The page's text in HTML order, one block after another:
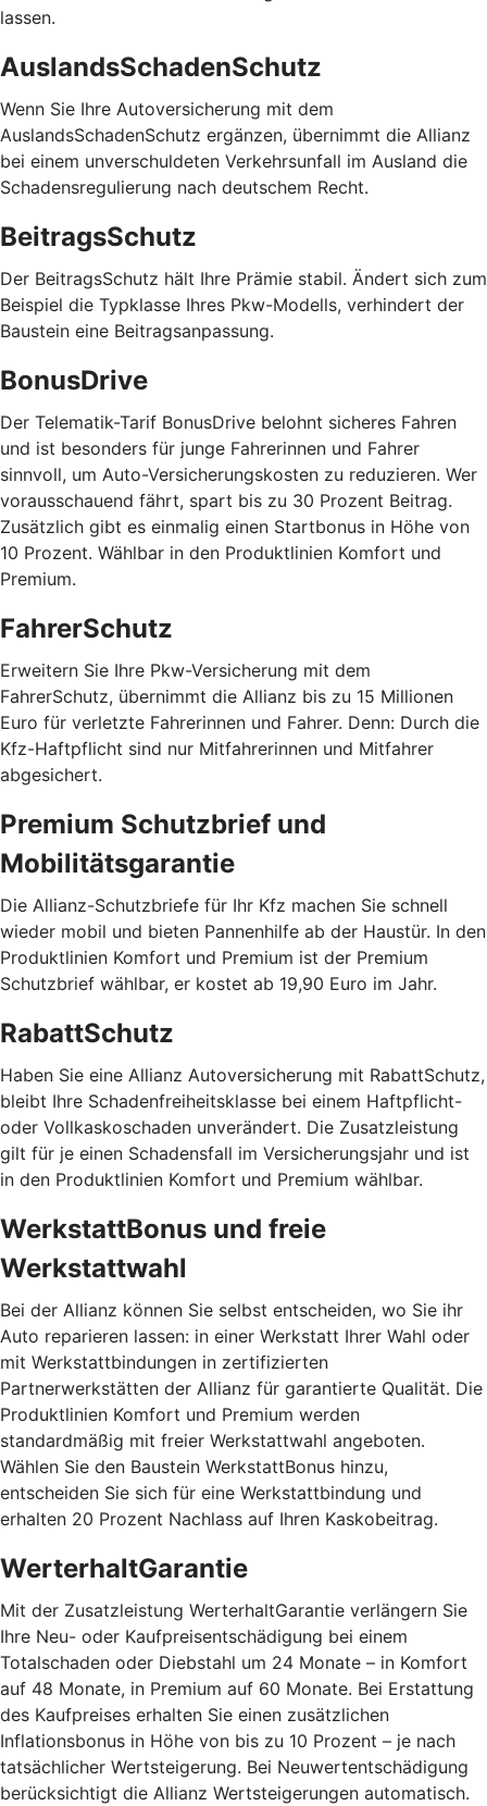
lassen.
AuslandsSchadenSchutz
Wenn Sie Ihre Autoversicherung mit dem
AuslandsSchadenSchutz ergänzen, übernimmt die Allianz
bei einem unverschuldeten Verkehrsunfall im Ausland die
Schadensregulierung nach deutschem Recht.
BeitragsSchutz
Der BeitragsSchutz hält Ihre Prämie stabil. Ändert sich zum
Beispiel die Typklasse Ihres Pkw-Modells, verhindert der
Baustein eine Beitragsanpassung.
BonusDrive
Der Telematik-Tarif BonusDrive belohnt sicheres Fahren
und ist besonders für junge Fahrerinnen und Fahrer
sinnvoll, um Auto-Versicherungskosten zu reduzieren. Wer
vorausschauend fährt, spart bis zu 30 Prozent Beitrag.
Zusätzlich gibt es einmalig einen Startbonus in Höhe von
10 Prozent. Wählbar in den Produktlinien Komfort und
Premium.
FahrerSchutz
Erweitern Sie Ihre Pkw-Versicherung mit dem
FahrerSchutz, übernimmt die Allianz bis zu 15 Millionen
Euro für verletzte Fahrerinnen und Fahrer. Denn: Durch die
Kfz-Haftpflicht sind nur Mitfahrerinnen und Mitfahrer
abgesichert.
Premium Schutzbrief und
Mobilitätsgarantie
Die Allianz-Schutzbriefe für Ihr Kfz machen Sie schnell
wieder mobil und bieten Pannenhilfe ab der Haustür. In den
Produktlinien Komfort und Premium ist der Premium
Schutzbrief wählbar, er kostet ab 19,90 Euro im Jahr.
RabattSchutz
Haben Sie eine Allianz Autoversicherung mit RabattSchutz,
bleibt Ihre Schadenfreiheitsklasse bei einem Haftpflicht-
oder Vollkaskoschaden unverändert. Die Zusatzleistung
gilt für je einen Schadensfall im Versicherungsjahr und ist
in den Produktlinien Komfort und Premium wählbar.
WerkstattBonus und freie
Werkstattwahl
Bei der Allianz können Sie selbst entscheiden, wo Sie ihr
Auto reparieren lassen: in einer Werkstatt Ihrer Wahl oder
mit Werkstattbindungen in zertifizierten
Partnerwerkstätten der Allianz für garantierte Qualität. Die
Produktlinien Komfort und Premium werden
standardmäßig mit freier Werkstattwahl angeboten.
Wählen Sie den Baustein WerkstattBonus hinzu,
entscheiden Sie sich für eine Werkstattbindung und
erhalten 20 Prozent Nachlass auf Ihren Kaskobeitrag.
WerterhaltGarantie
Mit der Zusatzleistung WerterhaltGarantie verlängern Sie
Ihre Neu- oder Kaufpreisentschädigung bei einem
Totalschaden oder Diebstahl um 24 Monate – in Komfort
auf 48 Monate, in Premium auf 60 Monate. Bei Erstattung
des Kaufpreises erhalten Sie einen zusätzlichen
Inflationsbonus in Höhe von bis zu 10 Prozent – je nach
tatsächlicher Wertsteigerung. Bei Neuwertentschädigung
berücksichtigt die Allianz Wertsteigerungen automatisch.